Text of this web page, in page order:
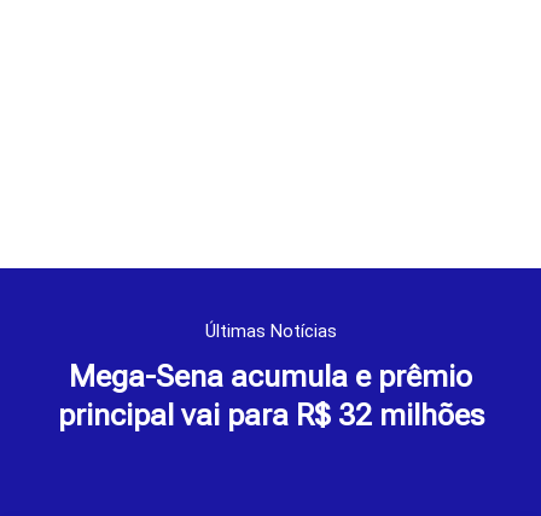
Últimas Notícias
Mega-Sena acumula e prêmio
principal vai para R$ 32 milhões